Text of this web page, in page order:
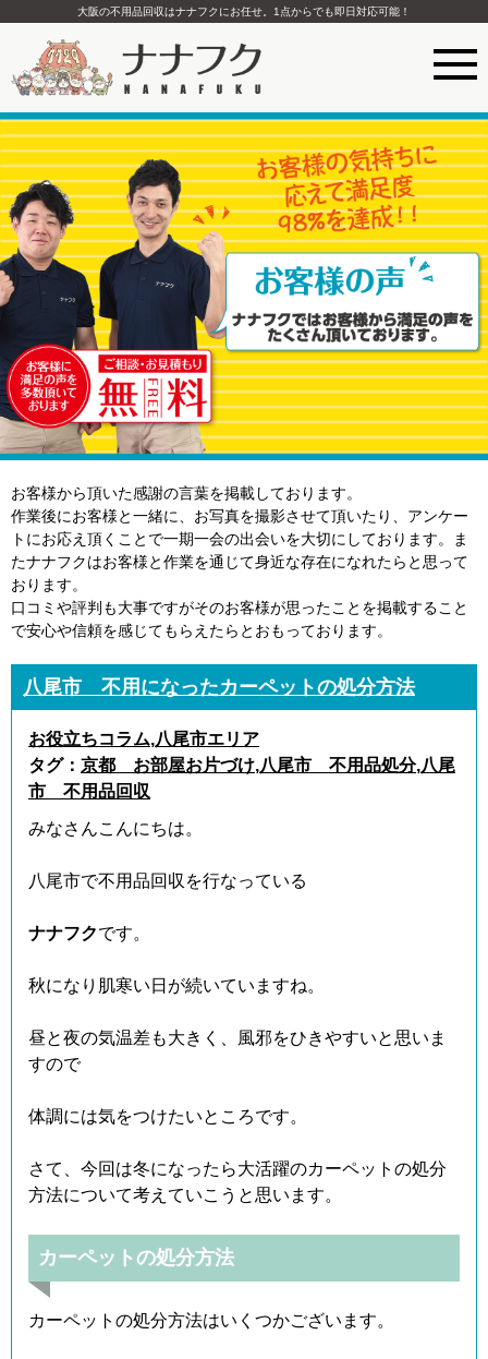
大阪の不用品回収はナナフクにお任せ。1点からでも即日対応可能！
お客様から頂いた感謝の言葉を掲載しております。
作業後にお客様と一緒に、お写真を撮影させて頂いたり、アンケー
トにお応え頂くことで一期一会の出会いを大切にしております。ま
たナナフクはお客様と作業を通じて身近な存在になれたらと思って
おります。
口コミや評判も大事ですがそのお客様が思ったことを掲載すること
で安心や信頼を感じてもらえたらとおもっております。
八尾市 不用になったカーペットの処分方法
お役立ちコラム,八尾市エリア
タグ： 京都 お部屋お片づけ,八尾市 不用品処分,八尾
市 不用品回収
みなさんこんにちは。
八尾市で不用品回収を行なっている
ナナフクです。
秋になり肌寒い日が続いていますね。
昼と夜の気温差も大きく、風邪をひきやすいと思いま
すので
体調には気をつけたいところです。
さて、今回は冬になったら大活躍のカーペットの処分
方法について考えていこうと思います。
カーペットの処分方法
カーペットの処分方法はいくつかございます。